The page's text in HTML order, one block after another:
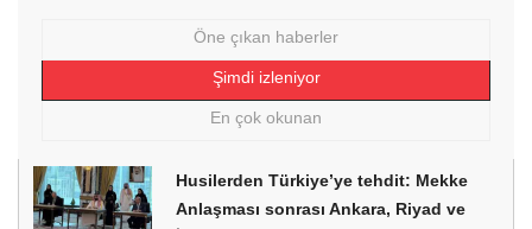
Öne çıkan haberler
Şimdi izleniyor
En çok okunan
Husilerden Türkiye’ye tehdit: Mekke
Anlaşması sonrası Ankara, Riyad ve